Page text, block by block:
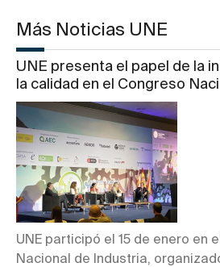
Más Noticias UNE
UNE presenta el papel de la
la calidad en el Congreso
UNE participó el 15 de enero en
Nacional de Industria,